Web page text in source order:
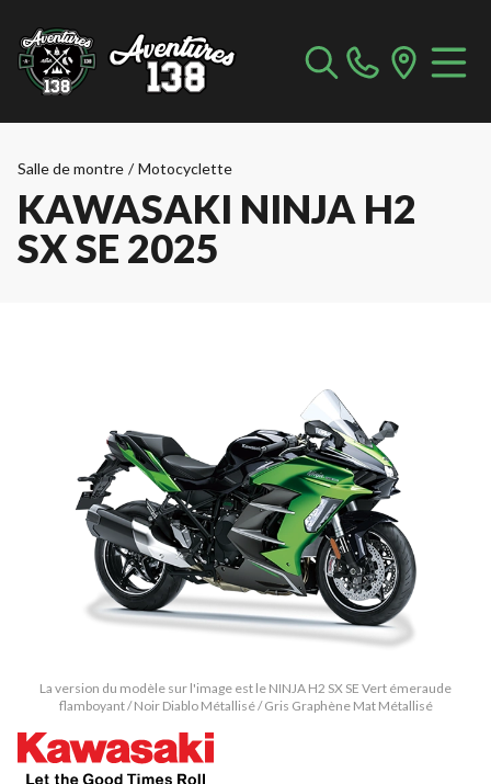
Salle de montre / Motocyclette
KAWASAKI NINJA H2
SX SE 2025
La version du modèle sur l'image est le NINJA H2 SX SE Vert émeraude
flamboyant / Noir Diablo Métallisé / Gris Graphène Mat Métallisé